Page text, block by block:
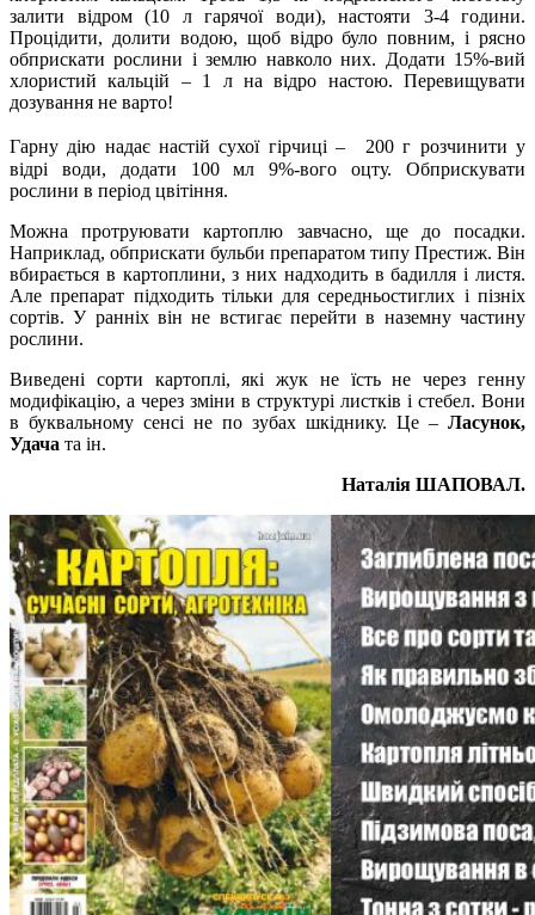
залити відром (10 л гарячої води), настояти 3-4 години.
Процідити, долити водою, щоб відро було повним, і рясно
обприскати рослини і землю навколо них. Додати 15%-вий
хлористий кальцій – 1 л на відро настою. Перевищувати
дозування не варто!
Гарну дію надає настій сухої гірчиці – 200 г розчинити у
відрі води, додати 100 мл 9%-вого оцту. Обприскувати
рослини в період цвітіння.
Можна протруювати картоплю завчасно, ще до посадки.
Наприклад, обприскати бульби препаратом типу Престиж. Він
вбирається в картоплини, з них надходить в бадилля і листя.
Але препарат підходить тільки для середньостиглих і пізніх
сортів. У ранніх він не встигає перейти в наземну частину
рослини.
Виведені сорти картоплі, які жук не їсть не через генну
модифікацію, а через зміни в структурі листків і стебел. Вони
в буквальному сенсі не по зубах шкіднику. Це – Ласунок,
Удача та ін.
Наталія ШАПОВАЛ.